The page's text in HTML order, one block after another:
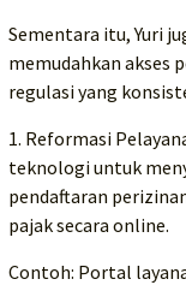
Sementara itu, Yuri
memudahkan akses
regulasi yang
1. Reformasi
teknologi untuk
pendaftaran
pajak secara online.
Contoh: Portal